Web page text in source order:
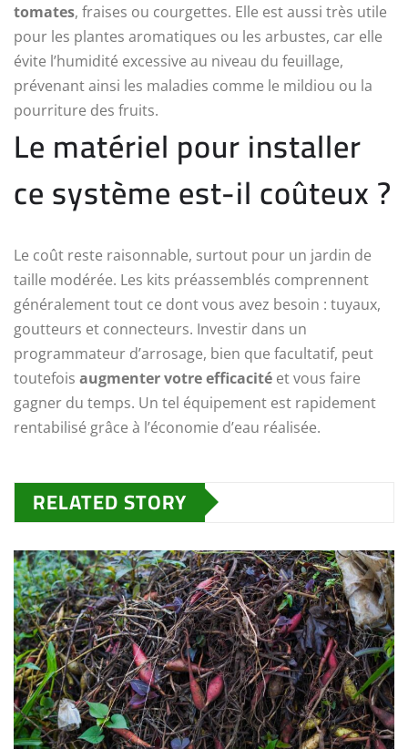
tomates, fraises ou courgettes. Elle est aussi très utile
pour les plantes aromatiques ou les arbustes, car elle
évite l’humidité excessive au niveau du feuillage,
prévenant ainsi les maladies comme le mildiou ou la
pourriture des fruits.
Le matériel pour installer
ce système est-il coûteux ?
Le coût reste raisonnable, surtout pour un jardin de
taille modérée. Les kits préassemblés comprennent
généralement tout ce dont vous avez besoin : tuyaux,
goutteurs et connecteurs. Investir dans un
programmateur d’arrosage, bien que facultatif, peut
toutefois augmenter votre efficacité et vous faire
gagner du temps. Un tel équipement est rapidement
rentabilisé grâce à l’économie d’eau réalisée.
RELATED STORY